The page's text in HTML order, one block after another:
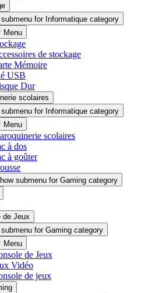
for Informatique category
Menu
de stockage
Mémoire
USB
Dur
scolaires
for Informatique category
Menu
scolaires
à dos
à goûter
submenu for Gaming category
de Jeux
for Gaming category
Menu
de Jeux
Vidéo
de jeux